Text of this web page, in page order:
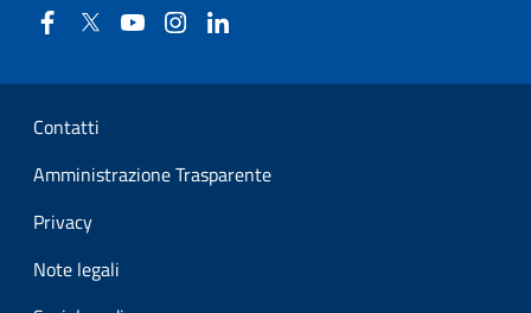
FacebookTwitter YouTubeInstagram
Sezione Link Utili
Contatti
Amministrazione Trasparente
Privacy
Note legali